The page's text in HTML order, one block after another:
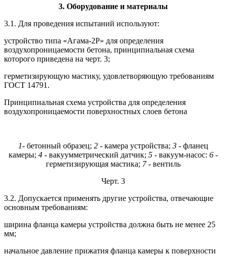
3. Оборудование и материалы
3.1. Для проведения испытаний используют:
устройство типа «Агама-2Р» для определения
воздухопроницаемости бетона, принципиальная схема
которого приведена на черт. 3;
герметизирующую мастику, удовлетворяющую требованиям
ГОСТ 14791.
Принципиальная схема устройства для определения
воздухопроницаемости поверхностных слоев бетона
1- бетонный образец; 2 - камера устройства; 3 - фланец
камеры; 4 - вакуумметрический датчик; 5 - вакуум-насос: 6 -
герметизирующая мастика; 7- вентиль
Черт. 3
3.2. Допускается применять другие устройства, отвечающие
основным требованиям:
ширина фланца камеры устройства должна быть не менее 25
мм;
начальное давление прижатия фланца камеры к поверхности